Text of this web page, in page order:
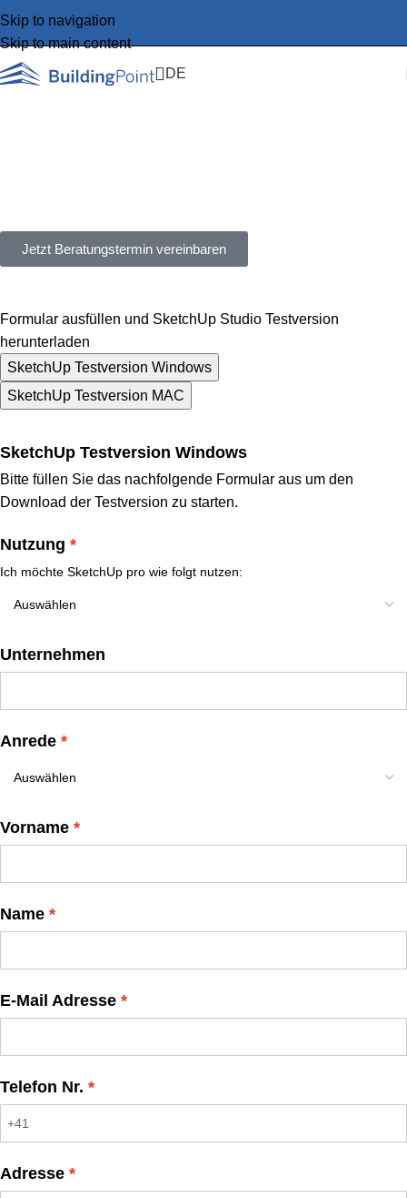
Skip to navigation
Skip to main content
DE
Jetzt Beratungstermin vereinbaren
Formular ausfüllen und SketchUp Studio Testversion
herunterladen
SketchUp Testversion Windows
SketchUp Testversion MAC
SketchUp Testversion Windows
Bitte füllen Sie das nachfolgende Formular aus um den
Download der Testversion zu starten.
Nutzung
Ich möchte SketchUp pro wie folgt nutzen:
Unternehmen
Anrede
Vorname
Name
E-Mail Adresse
Telefon Nr.
Adresse